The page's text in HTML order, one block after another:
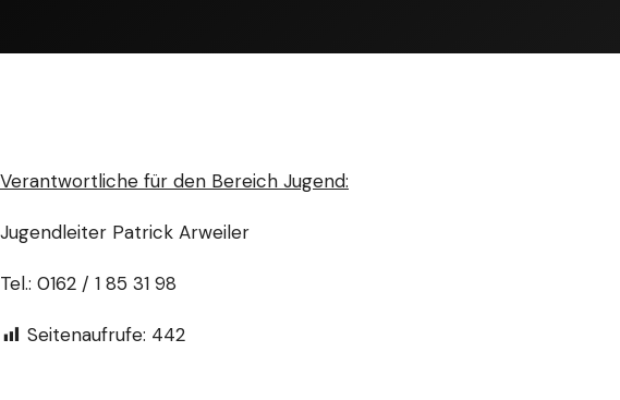
Verantwortliche für den Bereich Jugend:
Jugendleiter Patrick Arweiler
Tel.: 0162 / 1 85 31 98
Seitenaufrufe: 442